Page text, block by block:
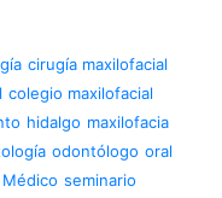
cirugía maxilofacial
colegio maxilofacial
hidalgo maxilofacia
odontólogo oral
seminario